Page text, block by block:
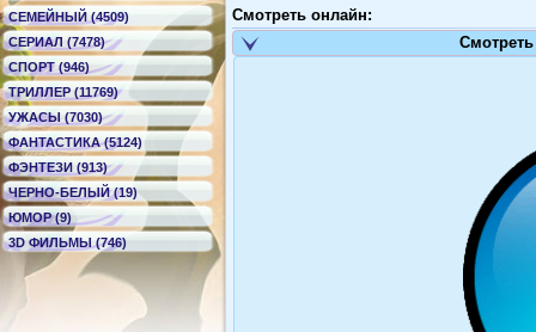
СЕМЕЙНЫЙ (4509)
СЕРИАЛ (7478)
СПОРТ (946)
ТРИЛЛЕР (11769)
УЖАСЫ (7030)
ФАНТАСТИКА (5124)
ФЭНТЕЗИ (913)
ЧЕРНО-БЕЛЫЙ (19)
ЮМОР (9)
3D ФИЛЬМЫ (746)
Смотреть онлайн: